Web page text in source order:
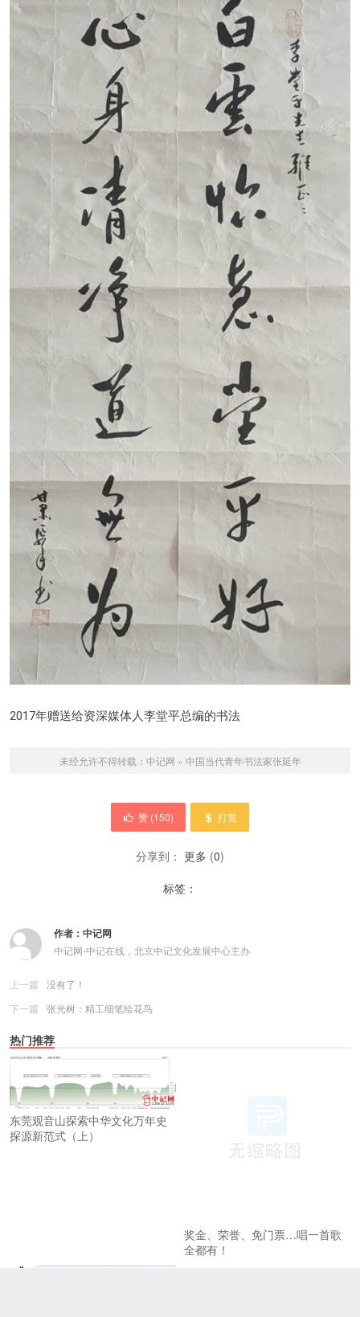
2017年赠送给资深媒体人李堂平总编的书法
未经允许不得转载： 中记网 » 中国当代青年书法家张延年
赞 (150) 打赏
分享到： 更多 (0)
标签：
作者： 中记网
中记网-中记在线，北京中记文化发展中心主办
上一篇
没有了！
下一篇
张光树：精工细笔绘花鸟
热门推荐
东莞观音山探索中华文化万年史
探源新范式（上）
奖金、荣誉、免门票…唱一首歌
全都有！